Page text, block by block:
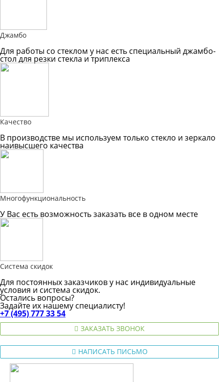
Джамбо
Для работы со стеклом у нас есть специальный джамбо-
стол для резки стекла и триплекса
Качество
В производстве мы используем только стекло и зеркало
наивысшего качества
Многофункциональность
У Вас есть возможность заказать все в одном месте
Система скидок
Для постоянных заказчиков у нас индивидуальные
условия и система скидок.
Остались вопросы?
Задайте их нашему специалисту!
+7 (495) 777 33 54
ЗАКАЗАТЬ ЗВОНОК
НАПИСАТЬ ПИСЬМО